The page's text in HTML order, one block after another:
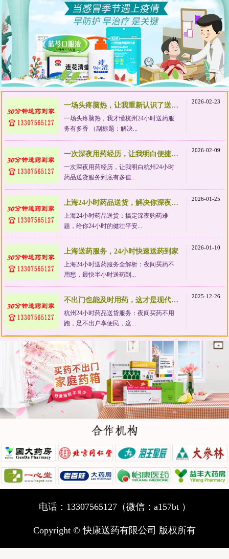
一场头疼脑热，让我重新认识了送药服务的价值
一场头疼脑热，我才懂杭州24小时送药服
务有多香 （副标题：解决...
2026-02-23
一次深夜用药经历，让我明白便捷服务有多值
一次深夜用药经历，让我明白杭州24小时
药品送货服务到底有多值...
2026-02-09
上海24小时药品送货，解决你深夜急需药品的难题
上海24小时药品送货：搞定深夜购药难
题，给你24小时的健壮平安...
2026-01-25
上海送药服务，24小时快速送药到家
上海24小时送药服务全解析：夜间买药不
用愁，最快半小时送药到...
2026-01-10
不出门也能及时用药，这才是现代生活该有的样子
杭州24小时药品送货服务：夜间买药不用
跑，足不出户享便民，这...
2025-12-26
电话：13307565127（微信：a157bt ）
Copyright © 快康送药有限公司 版权所有